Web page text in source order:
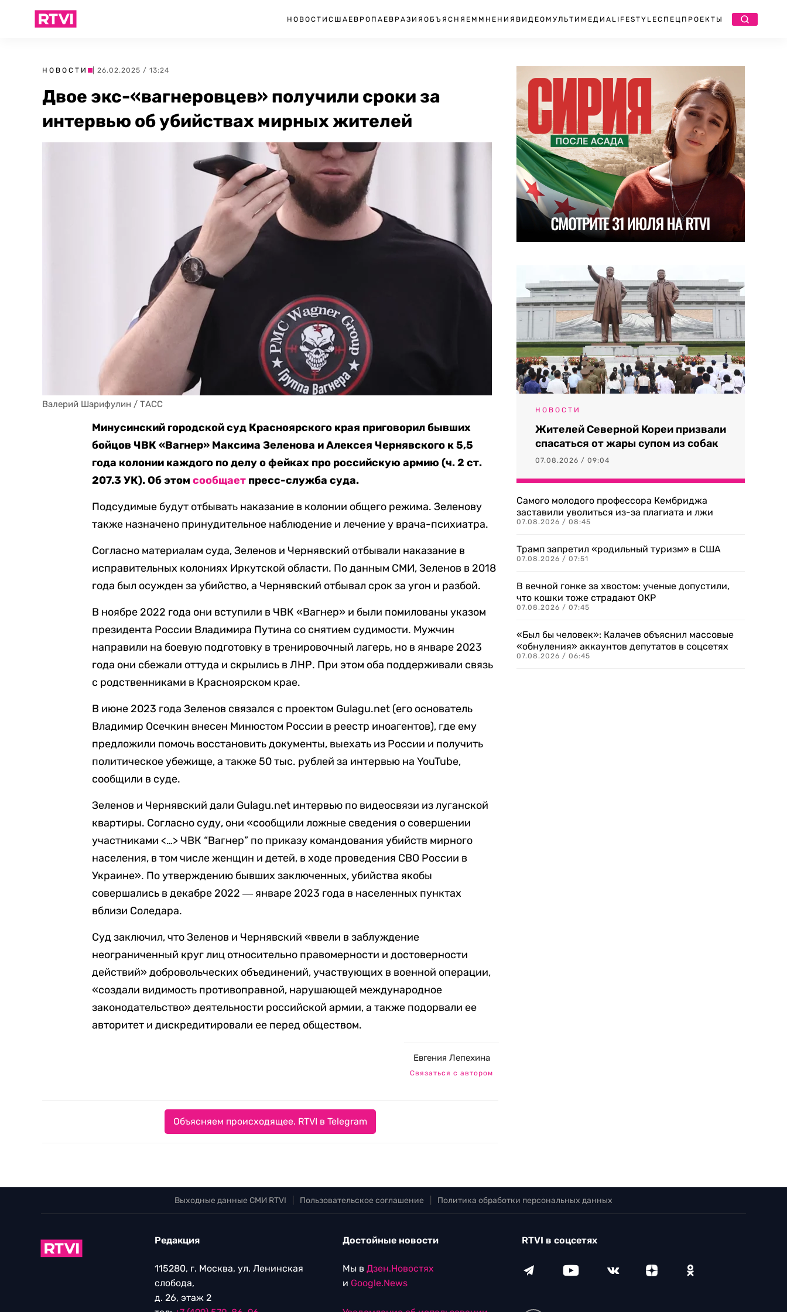
НОВОСТИ США ЕВРОПА ЕВРАЗИЯ ОБЪЯСНЯЕМ МНЕНИЯ ВИДЕО МУЛЬТИМЕДИА LIFESTYLEСПЕЦПРОЕКТЫ
НОВОСТИ | 26.02.2025 / 13:24
Двое экс-«вагнеровцев» получили сроки за
интервью об убийствах мирных жителей
Валерий Шарифулин / ТАСС
Минусинский городской суд Красноярского края приговорил бывших
бойцов ЧВК «Вагнер» Максима Зеленова и Алексея Чернявского к 5,5
года колонии каждого по делу о фейках про российскую армию (ч. 2 ст.
207.3 УК). Об этомсообщает пресс-служба суда.
Подсудимые будут отбывать наказание в колонии общего режима. Зеленову
также назначено принудительное наблюдение и лечение у врача-психиатра.
Согласно материалам суда, Зеленов и Чернявский отбывали наказание в
исправительных колониях Иркутской области. По данным СМИ, Зеленов в 2018
года был осужден за убийство, а Чернявский отбывал срок за угон и разбой.
В ноябре 2022 года они вступили в ЧВК «Вагнер» и были помилованы указом
президента России Владимира Путина со снятием судимости. Мужчин
направили на боевую подготовку в тренировочный лагерь, но в январе 2023
года они сбежали оттуда и скрылись в ЛНР. При этом оба поддерживали связь
с родственниками в Красноярском крае.
В июне 2023 года Зеленов связался с проектом Gulagu.net (его основатель
Владимир Осечкин внесен Минюстом России в реестр иноагентов), где ему
предложили помочь восстановить документы, выехать из России и получить
политическое убежище, а также 50 тыс. рублей за интервью на YouTube,
сообщили в суде.
Зеленов и Чернявский дали Gulagu.net интервью по видеосвязи из луганской
квартиры. Согласно суду, они «сообщили ложные сведения о совершении
участниками <…> ЧВК “Вагнер” по приказу командования убийств мирного
населения, в том числе женщин и детей, в ходе проведения СВО России в
Украине». По утверждению бывших заключенных, убийства якобы
совершались в декабре 2022 ― январе 2023 года в населенных пунктах
вблизи Соледара.
Суд заключил, что Зеленов и Чернявский «ввели в заблуждение
неограниченный круг лиц относительно правомерности и достоверности
действий» добровольческих объединений, участвующих в военной операции,
«создали видимость противоправной, нарушающей международное
законодательство» деятельности российской армии, а также подорвали ее
авторитет и дискредитировали ее перед обществом.
Евгения Лепехина
Связаться с автором
Объясняем происходящее. RTVI в Telegram
НОВОСТИ
Жителей Северной Кореи призвали
спасаться от жары супом из собак
07.08.2026 / 09:04
Самого молодого профессора Кембриджа
заставили уволиться из-за плагиата и лжи
07.08.2026 / 08:45
Трамп запретил «родильный туризм» в США
07.08.2026 / 07:51
В вечной гонке за хвостом: ученые допустили,
что кошки тоже страдают ОКР
07.08.2026 / 07:45
«Был бы человек»: Калачев объяснил массовые
«обнуления» аккаунтов депутатов в соцсетях
07.08.2026 / 06:45
Выходные данные СМИ RTVI Пользовательское соглашение Политика обработки персональных данных
Редакция
115280, г. Москва, ул. Ленинская
слобода,
д. 26, этаж 2
Достойные новости
Мы в Дзен.Новостях
и Google.News
RTVI в соцсетях